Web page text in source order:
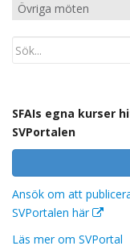
Övriga möten
SFAIs egna kurser
SVPortalen
Ansök om att
SVPortalen här
Läs mer om SVPortal